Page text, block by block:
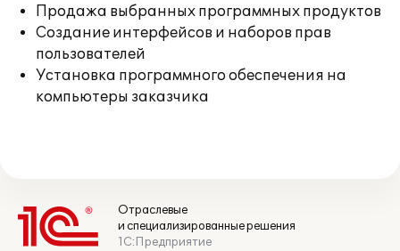
Продажа выбранных программных продуктов
Создание интерфейсов и наборов прав
пользователей
Установка программного обеспечения на
компьютеры заказчика
Отраслевые
и специализированные решения
1С:Предприятие